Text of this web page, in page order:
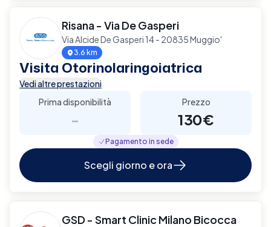
Risana - Via De Gasperi
Via Alcide De Gasperi 14 - 20835 Muggio'
3.6 km
Visita Otorinolaringoiatrica
Vedi altre prestazioni
Prima disponibilità
-
Prezzo
130€
Pagamento in sede
Scegli giorno e ora
GSD - Smart Clinic Milano Bicocca